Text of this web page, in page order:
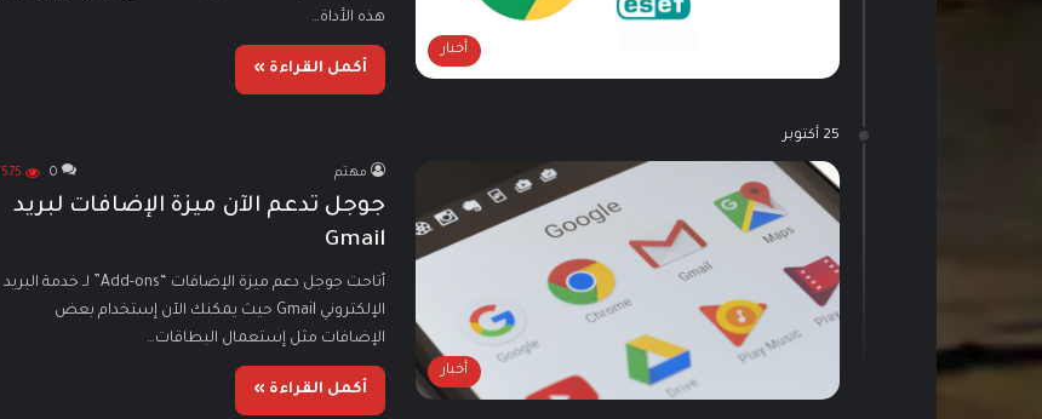
أخبار
هذه الأداة…
أكمل القراءة »
25 أكتوبر
أخبار
مهتم 0
جوجل تدعم الآن ميزة الإضافات لبريد
Gmail
أتاحت جوجل دعم ميزة الإضافات “Add-ons” لـ خدمة البريد
الإلكتروني Gmail حيث يمكنك الآن إستخدام بعض
الإضافات مثل إستعمال البطاقات…
أكمل القراءة »